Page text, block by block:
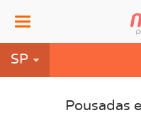
Menu
SP
Pousadas